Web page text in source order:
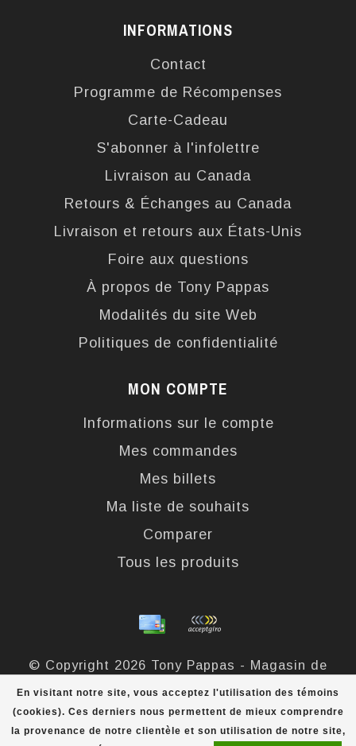
En visitant notre site, vous acceptez l'utilisation des témoins
(cookies). Ces derniers nous permettent de mieux comprendre
la provenance de notre clientèle et son utilisation de notre site,
INFORMATIONS
Contact
Programme de Récompenses
Carte-Cadeau
S'abonner à l'infolettre
Livraison au Canada
Retours & Échanges au Canada
Livraison et retours aux États-Unis
Foire aux questions
À propos de Tony Pappas
Modalités du site Web
Politiques de confidentialité
MON COMPTE
Informations sur le compte
Mes commandes
Mes billets
Ma liste de souhaits
Comparer
Tous les produits
© Copyright 2026 Tony Pappas - Magasin de
bottes et chaussures - Powered byLightspeed-
Theme byDyvelopment
scores a out of324évaluations at